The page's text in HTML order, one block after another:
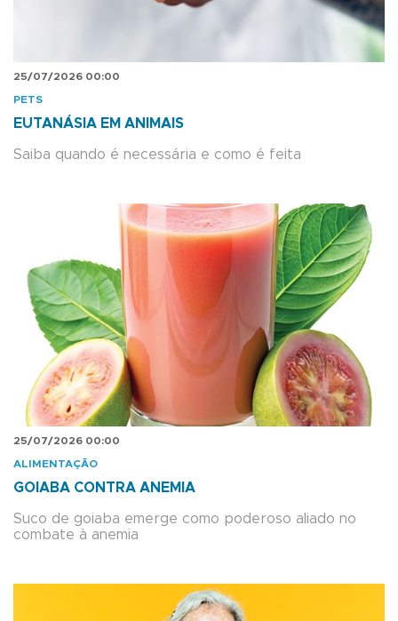
25/07/2026 00:00
PETS
EUTANÁSIA EM ANIMAIS
Saiba quando é necessária e como é feita
25/07/2026 00:00
ALIMENTAÇÃO
GOIABA CONTRA ANEMIA
Suco de goiaba emerge como poderoso aliado no
combate à anemia